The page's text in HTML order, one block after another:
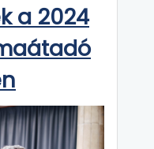
a 2024